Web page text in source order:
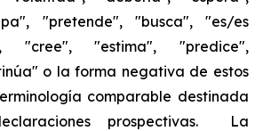
"pretende", "busca", "es/es
"cree", "estima", "predice",
o la forma negativa de estos
comparable destinada
prospectivas. La